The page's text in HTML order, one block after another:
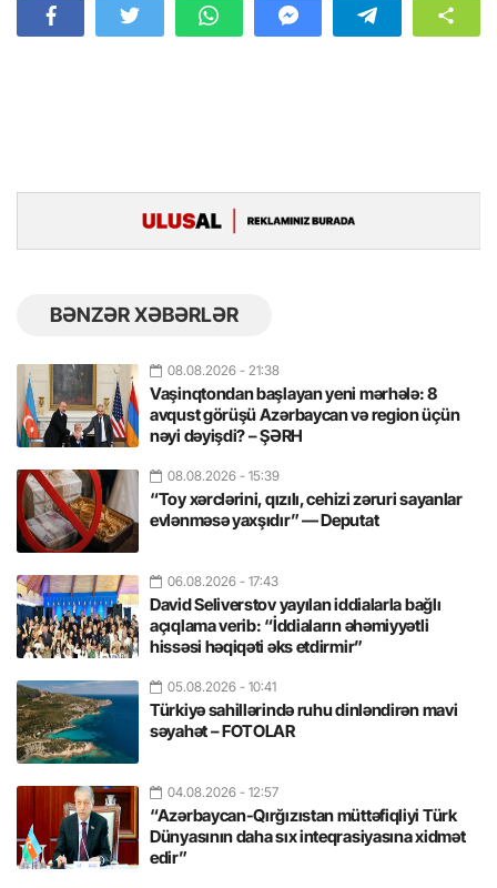
BƏNZƏR XƏBƏRLƏR
08.08.2026 - 21:38
Vaşinqtondan başlayan yeni mərhələ: 8
avqust görüşü Azərbaycan və region üçün
nəyi dəyişdi? – ŞƏRH
08.08.2026 - 15:39
“Toy xərclərini, qızılı, cehizi zəruri sayanlar
evlənməsə yaxşıdır” — Deputat
06.08.2026 - 17:43
David Seliverstov yayılan iddialarla bağlı
açıqlama verib: “İddiaların əhəmiyyətli
hissəsi həqiqəti əks etdirmir”
05.08.2026 - 10:41
Türkiyə sahillərində ruhu dinləndirən mavi
səyahət – FOTOLAR
04.08.2026 - 12:57
“Azərbaycan-Qırğızıstan müttəfiqliyi Türk
Dünyasının daha sıx inteqrasiyasına xidmət
edir”